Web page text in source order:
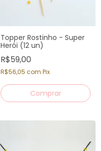
Topper Rostinho - Super
Herói (12 un)
R$59,00
R$56,05 com Pix